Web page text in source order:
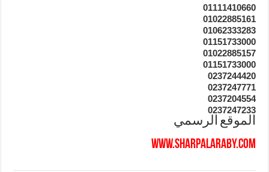
01111410660
01022885161
01062333283
01151733000
01022885157
01151733000
0237244420
0237247771
0237204554
0237247233
الموقع الرسمي
www.sharpalaraby.com